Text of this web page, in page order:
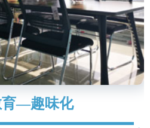
育—趣味化